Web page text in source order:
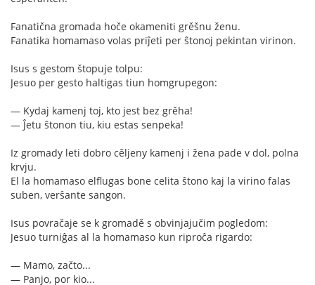
Fanatična gromada hoče okameniti grěšnu ženu.
Fanatika homamaso volas priĵeti per ŝtonoj pekintan virinon.
Isus s gestom štopuje tolpu:
Jesuo per gesto haltigas tiun homgrupegon:
— Kydaj kamenj toj, kto jest bez grěha!
— Ĵetu ŝtonon tiu, kiu estas senpeka!
Iz gromady leti dobro cěljeny kamenj i žena pade v dol, polna
krvju.
El la homamaso elflugas bone celita ŝtono kaj la virino falas
suben, verŝante sangon.
Isus povračaje se k gromadě s obvinjajučim pogledom:
Jesuo turniĝas al la homamaso kun riproĉa rigardo:
— Mamo, začto...
— Panjo, por kio...